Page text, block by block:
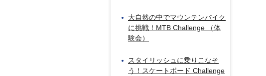
大自然の中でマウンテンバイク
に挑戦！MTB Challenge （体
験会）
スタイリッシュに乗りこなそ
う！スケートボード Challenge